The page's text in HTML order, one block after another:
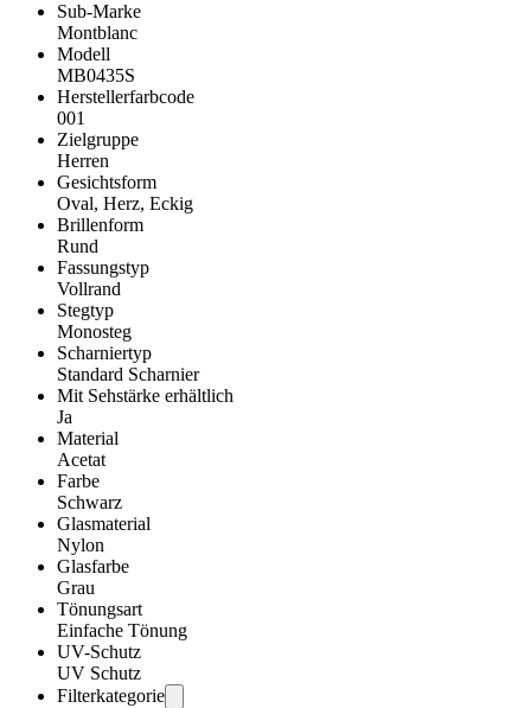
Sub-Marke
Montblanc
Modell
MB0435S
Herstellerfarbcode
001
Zielgruppe
Herren
Gesichtsform
Oval, Herz, Eckig
Brillenform
Rund
Fassungstyp
Vollrand
Stegtyp
Monosteg
Scharniertyp
Standard Scharnier
Mit Sehstärke erhältlich
Ja
Material
Acetat
Farbe
Schwarz
Glasmaterial
Nylon
Glasfarbe
Grau
Tönungsart
Einfache Tönung
UV-Schutz
UV Schutz
Filterkategorie